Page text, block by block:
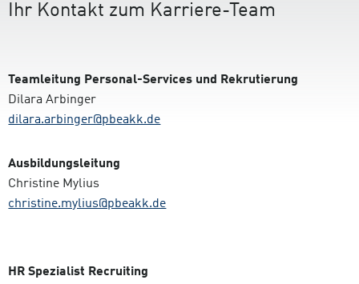
Ihr Kontakt zum Karriere-Team
Teamleitung Personal-Services und Rekrutierung
Dilara Arbinger
dilara.arbinger@pbeakk.de
Ausbildungsleitung
Christine Mylius
christine.mylius@pbeakk.de
HR Spezialist Recruiting